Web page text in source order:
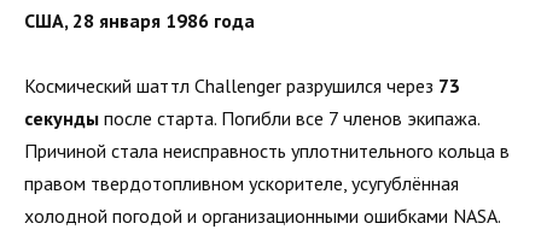
США, 28 января 1986 года
Космический шаттл Challenger разрушился через 73
секунды после старта. Погибли все 7 членов экипажа.
Причиной стала неисправность уплотнительного кольца в
правом твердотопливном ускорителе, усугублённая
холодной погодой и организационными ошибками NASA.